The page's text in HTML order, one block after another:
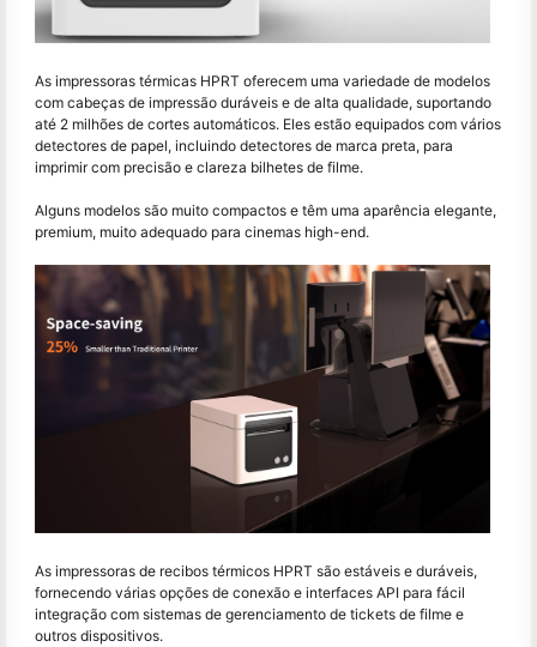
As impressoras térmicas HPRT oferecem uma variedade de modelos
com cabeças de impressão duráveis e de alta qualidade, suportando
até 2 milhões de cortes automáticos. Eles estão equipados com vários
detectores de papel, incluindo detectores de marca preta, para
imprimir com precisão e clareza bilhetes de filme.
Alguns modelos são muito compactos e têm uma aparência elegante,
premium, muito adequado para cinemas high-end.
As impressoras de recibos térmicos HPRT são estáveis e duráveis,
fornecendo várias opções de conexão e interfaces API para fácil
integração com sistemas de gerenciamento de tickets de filme e
outros dispositivos.